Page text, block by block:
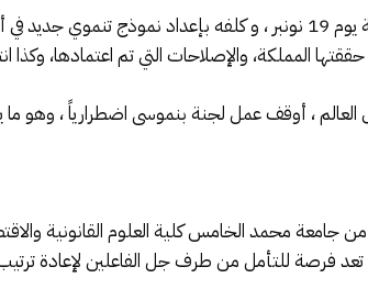
الملك كان قد استقبل شكيب بنموسى رئيس اللجنة يوم 19 نونبر ، و
المملكة، والإصلاحات التي تم اعتمادها، وكذا
العالم ، أوقف عمل لجنة بنموسى اضطرارياً ،
جامعة محمد الخامس كلية العلوم القانونية
تعد فرصة للتأمل من طرف جل الفاعلين لإعادة